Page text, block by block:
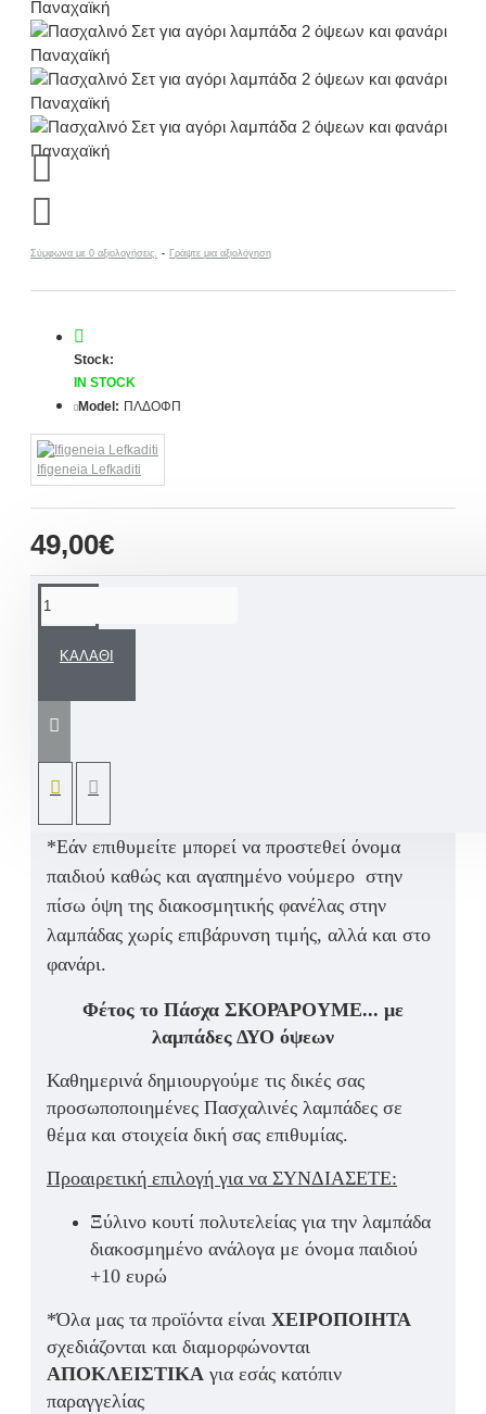
Σύμφωνα με 0 αξιολογήσεις. - Γράψτε μια αξιολόγηση
49,00€
Stock:
IN STOCK
Model: ΠΛΔΟΦΠ
Ifigeneia Lefkaditi
ΚΑΛΆΘΙ
με χειροποίητη διακοσμητική φανέλα 2 όψεων
από φωτιζόμενο φανάρι με όνομα παιδιού.
*Εάν επιθυμείτε μπορεί να προστεθεί όνομα
παιδιού καθώς και αγαπημένο νούμερο στην
πίσω όψη της διακοσμητικής φανέλας στην
λαμπάδας χωρίς επιβάρυνση τιμής, αλλά και στο
φανάρι.
Φέτος το Πάσχα ΣΚΟΡΑΡΟΥΜΕ... με
λαμπάδες ΔΥΟ όψεων
Καθημερινά δημιουργούμε τις δικές σας
προσωποποιημένες Πασχαλινές λαμπάδες σε
θέμα και στοιχεία δική σας επιθυμίας.
Προαιρετική επιλογή για να ΣΥΝΔΙΑΣΕΤΕ:
Ξύλινο κουτί πολυτελείας για την λαμπάδα
διακοσμημένο ανάλογα με όνομα παιδιού
+10 ευρώ
*Όλα μας τα προϊόντα είναι ΧΕΙΡΟΠΟΙΗΤΑ
σχεδιάζονται και διαμορφώνονται
ΑΠΟΚΛΕΙΣΤΙΚΑ για εσάς κατόπιν
παραγγελίας